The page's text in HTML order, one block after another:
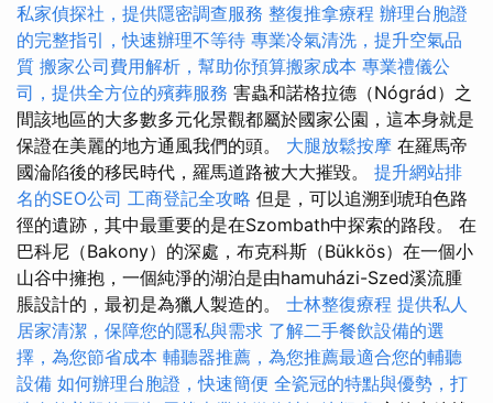
私家偵探社，提供隱密調查服務 整復推拿療程 辦理台胞證
的完整指引，快速辦理不等待 專業冷氣清洗，提升空氣品
質 搬家公司費用解析，幫助你預算搬家成本 專業禮儀公
司，提供全方位的殯葬服務 害蟲和諾格拉德（Nógrád）之
間該地區的大多數多元化景觀都屬於國家公園，這本身就是
保證在美麗的地方通風我們的頭。 大腿放鬆按摩 在羅馬帝
國淪陷後的移民時代，羅馬道路被大大摧毀。 提升網站排
名的SEO公司 工商登記全攻略 但是，可以追溯到琥珀色路
徑的遺跡，其中最重要的是在Szombath中探索的路段。 在
巴科尼（Bakony）的深處，布克科斯（Bükkös）在一個小
山谷中擁抱，一個純淨的湖泊是由hamuházi-Szed溪流腫
脹設計的，最初是為獵人製造的。 士林整復療程 提供私人
居家清潔，保障您的隱私與需求 了解二手餐飲設備的選
擇，為您節省成本 輔聽器推薦，為您推薦最適合您的輔聽
設備 如何辦理台胞證，快速簡便 全瓷冠的特點與優勢，打